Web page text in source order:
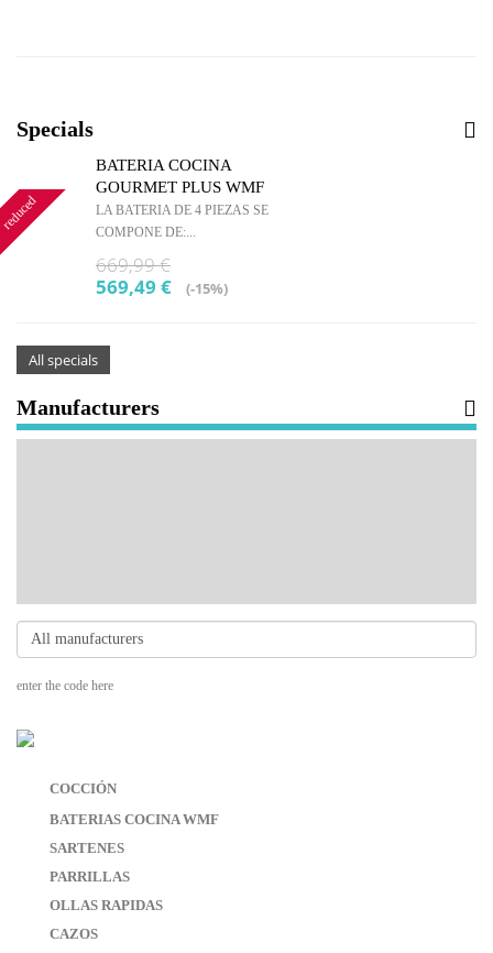
Specials
BATERIA COCINA
GOURMET PLUS WMF
LA BATERIA DE 4 PIEZAS SE
COMPONE DE:...
669,99 €
569,49 €
(-15%)
All specials
Manufacturers
enter the code here
COCCIÓN
BATERIAS COCINA WMF
SARTENES
PARRILLAS
OLLAS RAPIDAS
CAZOS